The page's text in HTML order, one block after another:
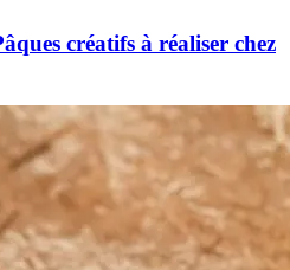
créatifs à réaliser chez